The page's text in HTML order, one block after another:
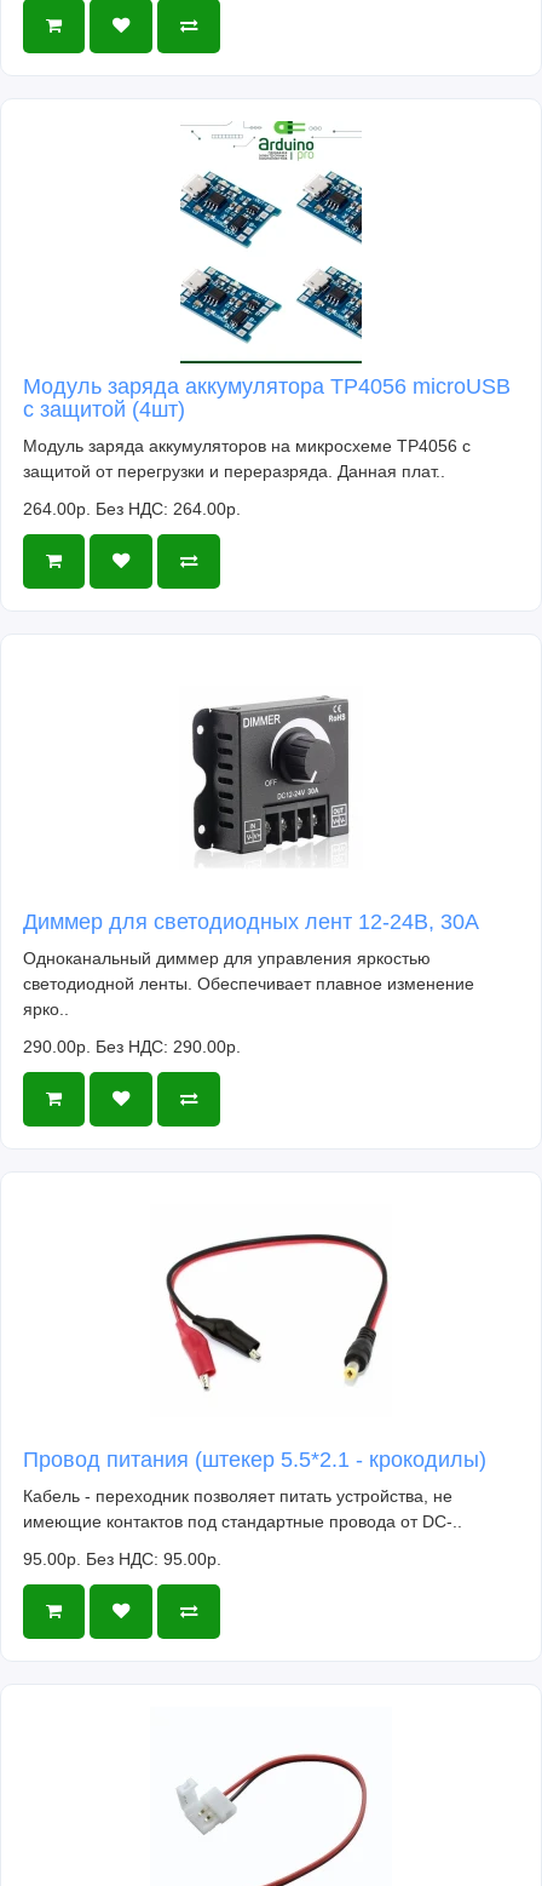
Модуль заряда аккумулятора TP4056 microUSB
с защитой (4шт)
Модуль заряда аккумуляторов на микросхеме TP4056 с
защитой от перегрузки и переразряда. Данная плат..
264.00р. Без НДС: 264.00р.
Диммер для светодиодных лент 12-24В, 30А
Одноканальный диммер для управления яркостью
светодиодной ленты. Обеспечивает плавное изменение
ярко..
290.00р. Без НДС: 290.00р.
Провод питания (штекер 5.5*2.1 - крокодилы)
Кабель - переходник позволяет питать устройства, не
имеющие контактов под стандартные провода от DC-..
95.00р. Без НДС: 95.00р.